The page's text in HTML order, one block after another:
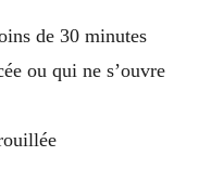
de 30 minutes
ou qui ne s’ouvre